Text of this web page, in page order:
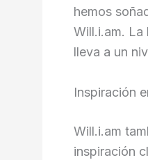
hemos
Will.i.am. La
lleva a un
Inspiración
Will.i.am
inspiración